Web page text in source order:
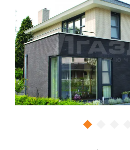
холодний. В цьому випадку
може використовуватися
потреб, тобто в якості зони
для сушки білизни після
звуко- і теплоізоляції при
а значить підійдуть бюджетні
профільною системою
4 камери) і однокамерним
теплий. Такий варіант
кімнати або ж стоїть мета
припустимо, робочий кабінет